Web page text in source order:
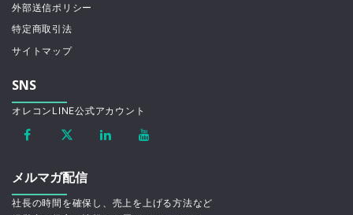
外部送信ポリシー
特定商取引法
サイトマップ
SNS
オレコンLINE公式アカウント
メルマガ配信
社長の時間を確保し、売上を上げる方法など